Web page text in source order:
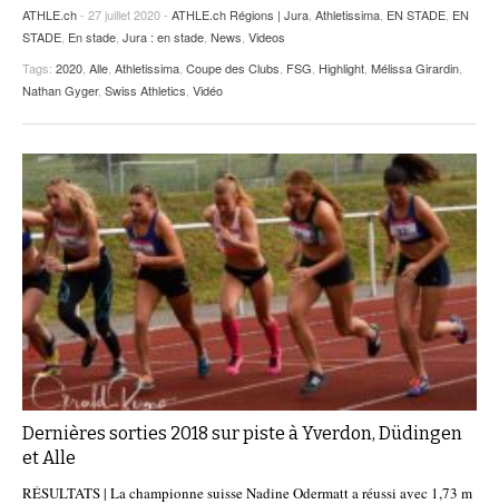
ATHLE.ch- 27 juillet 2020 - ATHLE.ch Régions | Jura, Athletissima, EN STADE, EN
STADE, En stade, Jura : en stade, News, Videos
Tags: 2020, Alle, Athletissima, Coupe des Clubs, FSG, Highlight, Mélissa Girardin,
Nathan Gyger, Swiss Athletics, Vidéo
Dernières sorties 2018 sur piste à Yverdon, Düdingen
et Alle
RÉSULTATS | La championne suisse Nadine Odermatt a réussi avec 1,73 m